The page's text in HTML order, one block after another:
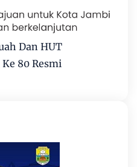
Dan HUT
80 Resmi